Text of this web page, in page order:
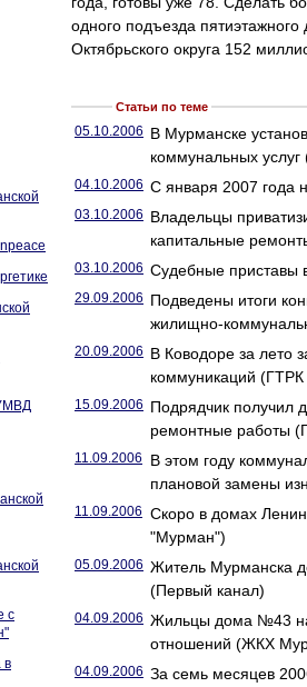
с
в
одного подъезда
Октябрьского округа 152
Статьи по теме
05.10.2006 В Мурманске
коммунальных
04.10.2006 С января 2007 года
03.10.2006 Владельцы
капитальные
03.10.2006 Судебные приставы
29.09.2006 Подведены итоги
жилищно-
20.09.2006 В Ководоре за лето
коммуникаций
15.09.2006 Подрядчик получил
ремонтные работы
11.09.2006
В этом году
плановой замены
11.09.2006 Скоро в домах
"Мурман")
05.09.2006 Житель Мурманска
(Первый канал)
04.09.2006 Жильцы дома №43 на
отношений (ЖКХ
04.09.2006 За семь месяцев